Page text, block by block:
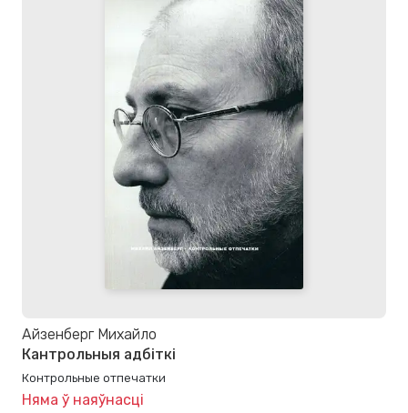
Айзенберг Михайло
Кантрольныя адбіткі
Контрольные отпечатки
Няма ў наяўнасці